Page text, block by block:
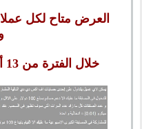
العرض متاح لكل
خلال الفترة من 13 أبريل الى 11 مايو القادم .